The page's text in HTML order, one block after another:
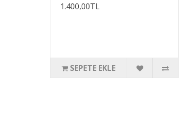
1.400,00TL
SEPETE EKLE